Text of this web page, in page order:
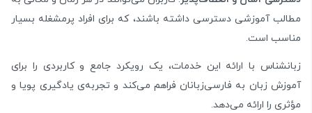
مطالب آموزشی دسترسی داشته باشند، که برای افراد پرمشغله بسیار
مناسب است.
زبانشناس با ارائه این خدمات، یک رویکرد جامع و کاربردی را برای
آموزش زبان به فارسی‌زبانان فراهم می‌کند و تجربه‌ی یادگیری پویا و
مؤثری را ارائه می‌دهد.